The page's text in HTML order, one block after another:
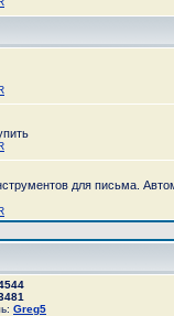
для письма.
Greg5